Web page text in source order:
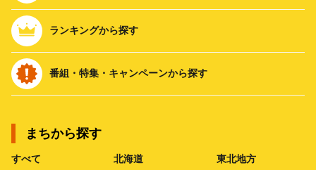
ランキングから探す
番組・特集・キャンペーンから探す
まちから探す
すべて 北海道 東北地方